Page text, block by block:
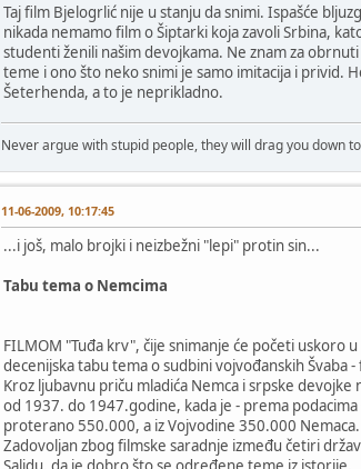
Taj film Bjelogrlić nije u stanju da snimi. Ispašće
nikada nemamo film o Šiptarki koja zavoli Srbina,
studenti ženili našim devojkama. Ne znam za
teme i ono što neko snimi je samo imitacija i privid.
Šeterhenda, a to je neprikladno.
Never argue with stupid people, they will drag you down
11-06-2009, 10:17:45
...i još, malo brojki i neizbežni "lepi" protin sin...
Tabu tema o Nemcima
FILMOM "Tuđa krv", čije snimanje će početi
decenijska tabu tema o sudbini vojvođanskih Švaba
Kroz ljubavnu priču mladića Nemca i srpske
od 1937. do 1947.godine, kada je - prema
proterano 550.000, a iz Vojvodine 350.000 Nemaca.
Zadovoljan zbog filmske saradnje između četiri